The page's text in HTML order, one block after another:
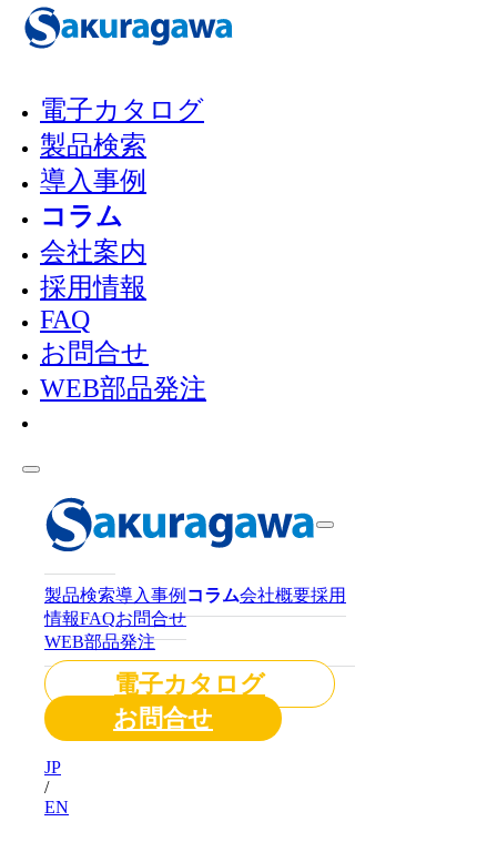
電子カタログ
製品検索
導入事例
コラム
会社案内
採用情報
FAQ
お問合せ
WEB部品発注
製品検索導入事例 コラム会社概要採用
情報FAQお問合せ
WEB部品発注
電子カタログ
お問合せ
JP
/
EN
コラム
COLUMN
ホーム
すべて